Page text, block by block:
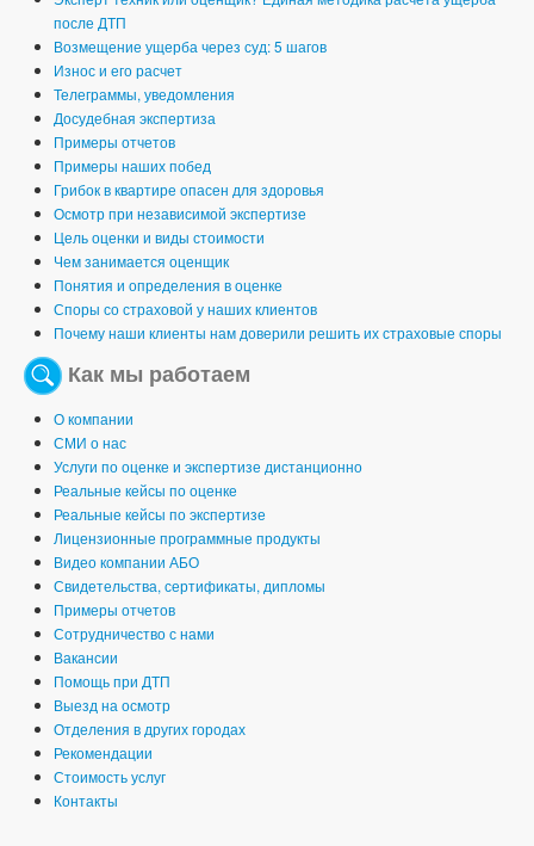
после ДТП
Возмещение ущерба через суд: 5 шагов
Износ и его расчет
Телеграммы, уведомления
Досудебная экспертиза
Примеры отчетов
Примеры наших побед
Грибок в квартире опасен для здоровья
Осмотр при независимой экспертизе
Цель оценки и виды стоимости
Чем занимается оценщик
Понятия и определения в оценке
Споры со страховой у наших клиентов
Почему наши клиенты нам доверили решить их страховые споры
Как мы работаем
О компании
СМИ о нас
Услуги по оценке и экспертизе дистанционно
Реальные кейсы по оценке
Реальные кейсы по экспертизе
Лицензионные программные продукты
Видео компании АБО
Свидетельства, сертификаты, дипломы
Примеры отчетов
Сотрудничество с нами
Вакансии
Помощь при ДТП
Выезд на осмотр
Отделения в других городах
Рекомендации
Стоимость услуг
Контакты